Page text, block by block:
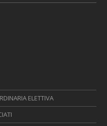
ELETTIVA